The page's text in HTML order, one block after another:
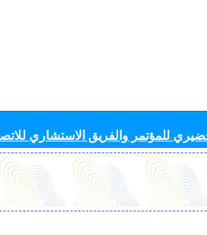
للمؤتمر والفريق الاستشاري